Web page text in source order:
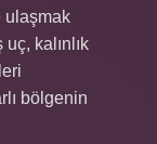
ulaşmak
kalınlık
bölgenin